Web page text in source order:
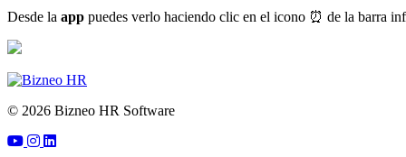
Desde la app puedes verlo haciendo clic en el icono ⏰ de la barra
© 2026 Bizneo HR Software